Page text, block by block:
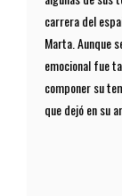
carrera del
Marta. Aunque
emocional fue
componer su
que dejó en su